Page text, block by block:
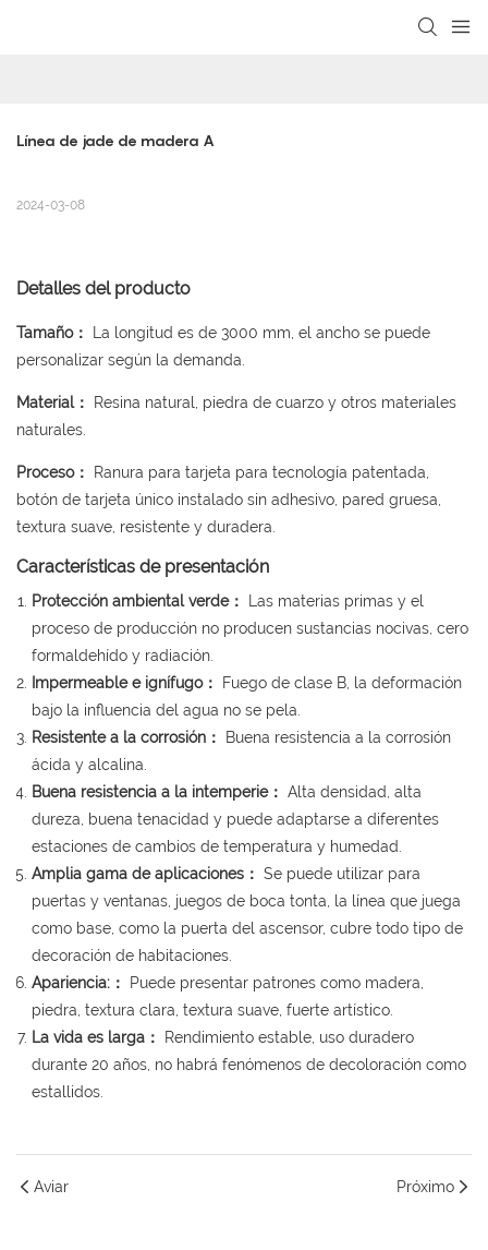
Línea de jade de madera A
2024-03-08
Detalles del producto
Tamaño：
La longitud es de 3000 mm, el ancho se puede
personalizar según la demanda.
Material：
Resina natural, piedra de cuarzo y otros materiales
naturales.
Proceso：
Ranura para tarjeta para tecnología patentada,
botón de tarjeta único instalado sin adhesivo, pared gruesa,
textura suave, resistente y duradera.
Características de presentación
Protección ambiental verde：
Las materias primas y el
proceso de producción no producen sustancias nocivas, cero
formaldehído y radiación.
Impermeable e ignífugo：
Fuego de clase B, la deformación
bajo la influencia del agua no se pela.
Resistente a la corrosión：
Buena resistencia a la corrosión
ácida y alcalina.
Buena resistencia a la intemperie： Alta densidad, alta
dureza, buena tenacidad y puede adaptarse a diferentes
estaciones de cambios de temperatura y humedad.
Amplia gama de aplicaciones： Se puede utilizar para
puertas y ventanas, juegos de boca tonta, la línea que juega
como base, como la puerta del ascensor, cubre todo tipo de
decoración de habitaciones.
Apariencia:：
Puede presentar patrones como madera,
piedra, textura clara, textura suave, fuerte artístico.
La vida es larga：
Rendimiento estable, uso duradero
durante 20 años, no habrá fenómenos de decoloración como
estallidos.
Aviar Próximo